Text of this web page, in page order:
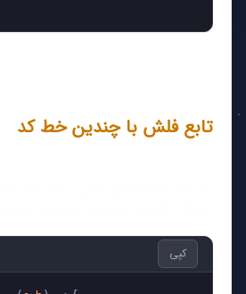
تابع فلش با چندین خط کد
کپی